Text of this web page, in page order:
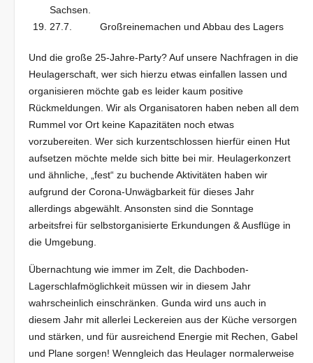
Sachsen.
27.7. Großreinemachen und Abbau des Lagers
Und die große 25-Jahre-Party? Auf unsere Nachfragen in die
Heulagerschaft, wer sich hierzu etwas einfallen lassen und
organisieren möchte gab es leider kaum positive
Rückmeldungen. Wir als Organisatoren haben neben all dem
Rummel vor Ort keine Kapazitäten noch etwas
vorzubereiten. Wer sich kurzentschlossen hierfür einen Hut
aufsetzen möchte melde sich bitte bei mir. Heulagerkonzert
und ähnliche, „fest“ zu buchende Aktivitäten haben wir
aufgrund der Corona-Unwägbarkeit für dieses Jahr
allerdings abgewählt. Ansonsten sind die Sonntage
arbeitsfrei für selbstorganisierte Erkundungen & Ausflüge in
die Umgebung.
Übernachtung wie immer im Zelt, die Dachboden-
Lagerschlafmöglichkeit müssen wir in diesem Jahr
wahrscheinlich einschränken. Gunda wird uns auch in
diesem Jahr mit allerlei Leckereien aus der Küche versorgen
und stärken, und für ausreichend Energie mit Rechen, Gabel
und Plane sorgen! Wenngleich das Heulager normalerweise